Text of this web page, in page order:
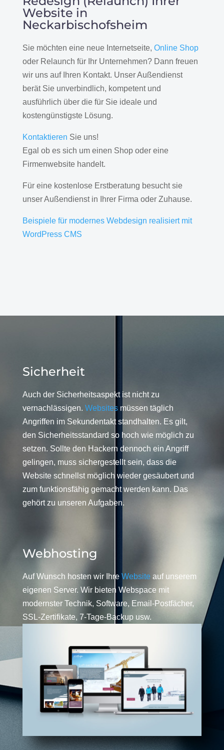
Website in
Neckarbischofsheim
Sie möchten eine neue Internetseite, Online Shop
oder Relaunch für Ihr Unternehmen? Dann freuen
wir uns auf Ihren Kontakt. Unser Außendienst
berät Sie unverbindlich, kompetent und
ausführlich über die für Sie ideale und
kostengünstigste Lösung.
Kontaktieren Sie uns!
Egal ob es sich um einen Shop oder eine
Firmenwebsite handelt.
Für eine kostenlose Erstberatung besucht sie
unser Außendienst in Ihrer Firma oder Zuhause.
Beispiele für modernes Webdesign realisiert mit
WordPress CMS
Sicherheit
Auch der Sicherheitsaspekt ist nicht zu
vernachlässigen. Websitesmüssen täglich
Angriffen im Sekundentakt standhalten. Es gilt,
den Sicherheitsstandard so hoch wie möglich zu
setzen. Sollte den Hackern dennoch ein Angriff
gelingen, muss sichergestellt sein, dass die
Website schnellst möglich wieder gesäubert und
zum funktionsfähig gemacht werden kann. Das
gehört zu unseren Aufgaben.
Webhosting
Auf Wunsch hosten wir Ihre Website auf unserem
eigenen Server. Wir bieten Webspace mit
modernster Technik, Software, Email-Postfächer,
SSL-Zertifikate, 7-Tage-Backup usw.